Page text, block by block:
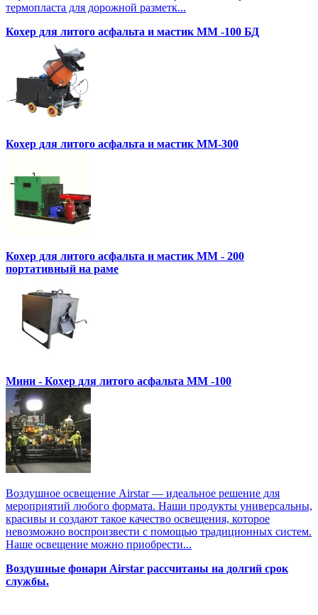
термопласта для дорожной разметк...
Кохер для литого асфальта и мастик MM -100 БД
Кохер для литого асфальта и мастик MM-300
Кохер для литого асфальта и мастик MM - 200
портативный на раме
Мини - Кохер для литого асфальта MM -100
Воздушное освещение Airstar — идеальное решение для
мероприятий любого формата. Наши продукты универсальны,
красивы и создают такое качество освещения, которое
невозможно воспроизвести с помощью традиционных систем.
Наше освещение можно приобрести...
Воздушные фонари Airstar рассчитаны на долгий срок
службы.